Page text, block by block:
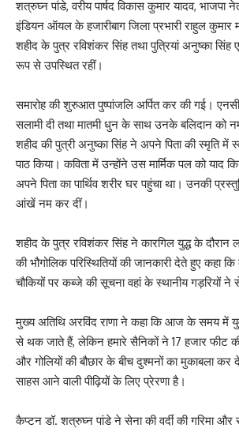
शत्रुघ्न पांडे, वरीय पार्षद विकास कुमार यादव, भाजपा
इंडियन ऑयल के हजारीबाग जिला प्रभारी राहुल
शहीद के पुत्र रविशंकर सिंह तथा पुत्रियां अनुष्का सिंह
रूप से उपस्थित रहीं।
समारोह की शुरुआत पुष्पांजलि अर्पित कर की गई।
सलामी दी तथा मातमी धुन के साथ उनके बलिदान को
शहीद की पुत्री अनुष्का सिंह ने अपने पिता की स्मृति में
पाठ किया। कविता में उन्होंने उस मार्मिक पल को याद
अपने पिता का पार्थिव शरीर घर पहुंचा था। उनकी
आंखें नम कर दीं।
शहीद के पुत्र रविशंकर सिंह ने कारगिल युद्ध के दौरान
की भौगोलिक परिस्थितियों की जानकारी देते हुए कहा कि
चौकियों पर कब्जे की सूचना वहां के स्थानीय गड़रियों ने
मुख्य अतिथि अरविंद राणा ने कहा कि आज के समय में
से थक जाते हैं, लेकिन हमारे सैनिकों ने 17 हजार फीट
और गोलियों की बौछार के बीच दुश्मनों का मुकाबला कर
साहस आने वाली पीढ़ियों के लिए प्रेरणा है।
कैप्टन डॉ. शत्रुघ्न पांडे ने सेना की वर्दी की गरिमा